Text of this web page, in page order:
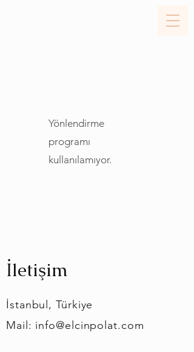
Yönlendirme
programı
kullanılamıyor.
İletişim
İstanbul, Türkiye
Mail: info@elcinpolat.com